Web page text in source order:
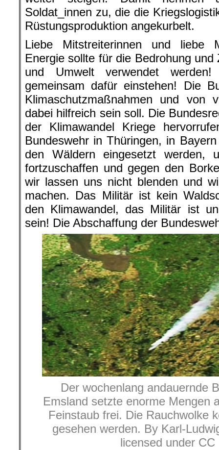
Soldat_innen zu, die die
Rüstungsproduktion angekurbelt.
Liebe Mitstreiterinnen und liebe
Energie sollte für die Bedrohung
und Umwelt verwendet
gemeinsam dafür einstehen! Die
Klimaschutzmaßnahmen und von
dabei hilfreich sein soll. Die
der Klimawandel Kriege
Bundeswehr in Thüringen, in
den Wäldern eingesetzt werden,
fortzuschaffen und gegen den
wir lassen uns nicht blenden und
machen. Das Militär ist kein
den Klimawandel, das Militär ist
sein! Die Abschaffung der
Der wochenlang andauernde
Emsland setzte enorme Mengen
Feinstaub frei. Die Rauchwolke
gesehen werden. By Karl-
licensed under